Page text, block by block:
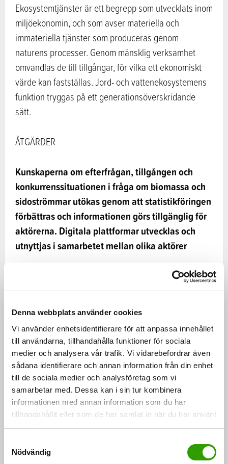
Denna webbplats använder cookies
Vi använder enhetsidentifierare för att anpassa innehållet
till användarna, tillhandahålla funktioner för sociala
medier och analysera vår trafik. Vi vidarebefordrar även
sådana identifierare och annan information från din enhet
till de sociala medier och analysföretag som vi
samarbetar med. Dessa kan i sin tur kombinera
informationen med annan information som du har
tillhandahållit eller som de har samlat in när du har använt
deras tjänster.
Nödvändig
Ekosystemtjänster är ett begrepp som utvecklats inom
miljöekonomin, och som avser materiella och
immateriella tjänster som produceras genom
naturens processer. Genom mänsklig verksamhet
omvandlas de till tillgångar, för vilka ett ekonomiskt
värde kan fastställas. Jord- och vattenekosystemens
funktion tryggas på ett generationsöverskridande
sätt.
ÅTGÄRDER
Kunskaperna om efterfrågan, tillgången och
konkurrenssituationen i fråga om biomassa och
sidoströmmar utökas genom att statistikföringen
förbättras och informationen görs tillgänglig för
aktörerna. Digitala plattformar utvecklas och
utnyttjas i samarbetet mellan olika aktörer
Effekterna av kolkompensationen på en hållbar
produktion och användning av biomassa och
Befintliga digitala marknadsplatser för sido- och
avfallsströmmar utnyttjas och utvecklas.
Företag i olika branscher uppmuntras till
regionalt samarbete i syfte att utveckla ett
affärsekosystem som grundar sig på sido- och
avfallsströmmar.
Uppföljningsmetoder utvecklas för att påvisa
teknologier och processer.